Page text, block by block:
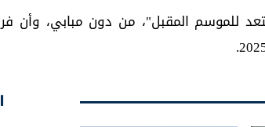
للموسم المقبل"، من دون مبابي، وأن